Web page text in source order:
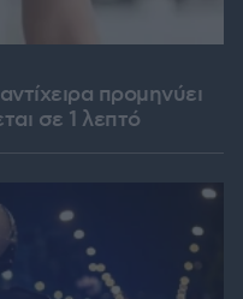
προμηνύει
σε 1 λεπτό